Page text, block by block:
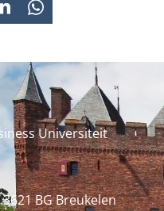
LINKEDINWHATSAPP
Universiteit
BG Breukelen